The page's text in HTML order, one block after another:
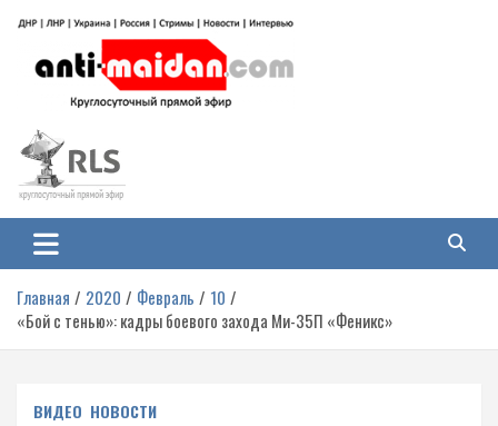
содержимому
Антимайдан: Гражданская война
на Украине
гражданской войне на Украине, включая события в Новороссии, ДНР,
ЛНР и других регионах.
Главная 2020 Февраль
10
«Бой с тенью»: кадры боевого захода Ми-35П «Феникс»
ВИДЕО НОВОСТИ